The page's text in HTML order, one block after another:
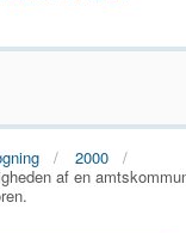
2000
af en